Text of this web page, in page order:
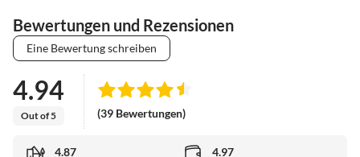
Bewertungen und Rezensionen
Eine Bewertung schreiben
4.94
Out of 5 (39 Bewertungen)
4.87 4.97